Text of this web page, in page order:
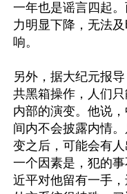
一年也是谣言四起
力明显下降，无法
响。
另外，据大纪元报
共黑箱操作，人们
内部的演变。他说
间内不会披露内情
变之后，可能会有人
一个因素是，犯的
近平对他留有一手，